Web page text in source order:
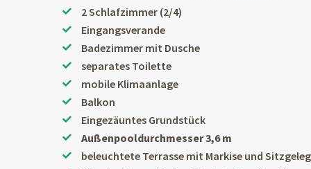
2 Schlafzimmer (2/4)
Eingangsverande
Badezimmer mit Dusche
separates Toilette
mobile Klimaanlage
Balkon
Eingezäuntes Grundstück
Außenpooldurchmesser 3,6 m
beleuchtete Terrasse mit Markise und